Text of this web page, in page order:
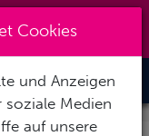
Toggle
Cookies
und Anzeigen
Medien
auf unsere